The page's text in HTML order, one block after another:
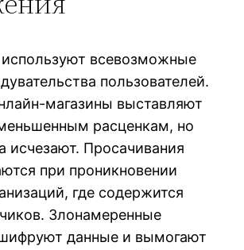
всевозможные
пользователей.
магазины выставляют
расценкам, но
исчезают. Просачивания
при проникновении
где содержится
Злонамеренные
данные и вымогают